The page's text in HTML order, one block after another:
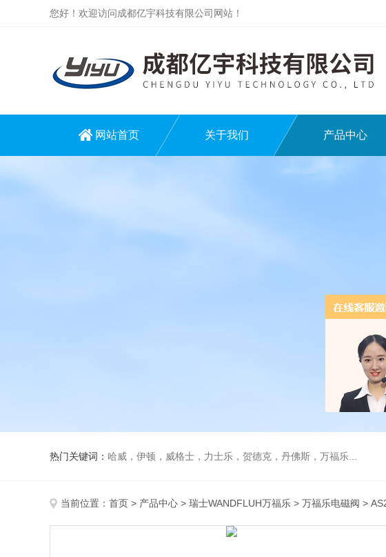
您好！欢迎访问成都亿宇科技有限公司网站！
网站首页 关于我们 产品中心
热门关键词： 哈威，伊顿，威格士，力士乐，贺德克，丹佛斯，万福乐...
当前位置： 首页 > 产品中心 > 瑞士WANDFLUH万福乐 > 万福乐电磁阀 >